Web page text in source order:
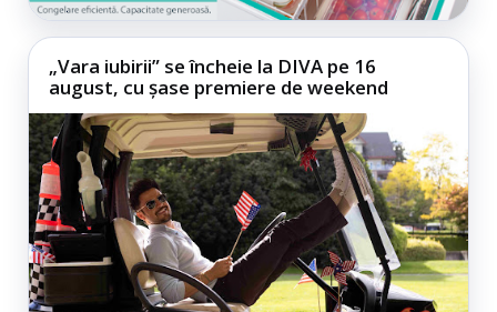
„Vara iubirii” se încheie la DIVA pe 16
august, cu șase premiere de weekend